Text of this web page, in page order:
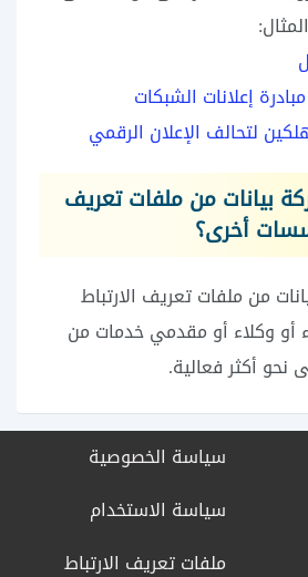
إعلانات الشبكات
لتحالف الإعلان الرقمي
بيانات من ملفات تعريف
أخرى؟
من ملفات تعريف الارتباط
أو وكلاء أو مقدمي خدمات من
نحو أكثر فعالية.
سياسة الخصوصية
سياسة الاستخدام
ملفات تعريف الارتباط